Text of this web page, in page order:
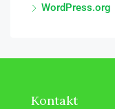
WordPress.org
Kontakt